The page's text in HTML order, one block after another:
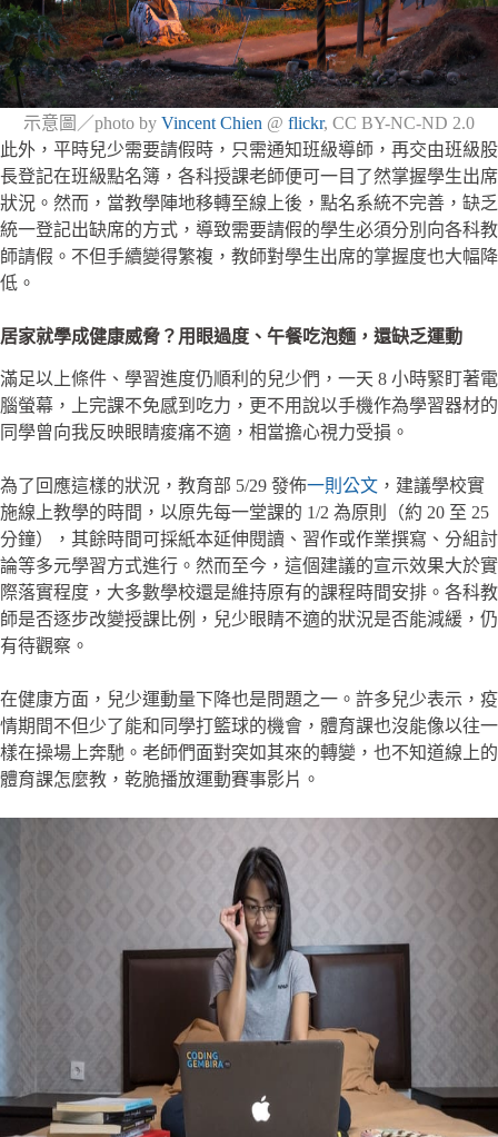
示意圖／photo by Vincent Chien @ flickr, CC BY-NC-ND 2.0
此外，平時兒少需要請假時，只需通知班級導師，再交由班級股
長登記在班級點名簿，各科授課老師便可一目了然掌握學生出席
狀況。然而，當教學陣地移轉至線上後，點名系統不完善，缺乏
統一登記出缺席的方式，導致需要請假的學生必須分別向各科教
師請假。不但手續變得繁複，教師對學生出席的掌握度也大幅降
低。
居家就學成健康威脅？用眼過度、午餐吃泡麵，還缺乏運動
滿足以上條件、學習進度仍順利的兒少們，一天 8 小時緊盯著電
腦螢幕，上完課不免感到吃力，更不用說以手機作為學習器材的
同學曾向我反映眼睛痠痛不適，相當擔心視力受損。
為了回應這樣的狀況，教育部 5/29 發佈一則公文 ，建議學校實
施線上教學的時間，以原先每一堂課的 1/2 為原則（約 20 至 25
分鐘），其餘時間可採紙本延伸閱讀、習作或作業撰寫、分組討
論等多元學習方式進行。然而至今，這個建議的宣示效果大於實
際落實程度，大多數學校還是維持原有的課程時間安排。各科教
師是否逐步改變授課比例，兒少眼睛不適的狀況是否能減緩，仍
有待觀察。
在健康方面，兒少運動量下降也是問題之一。許多兒少表示，疫
情期間不但少了能和同學打籃球的機會，體育課也沒能像以往一
樣在操場上奔馳。老師們面對突如其來的轉變，也不知道線上的
體育課怎麼教，乾脆播放運動賽事影片。